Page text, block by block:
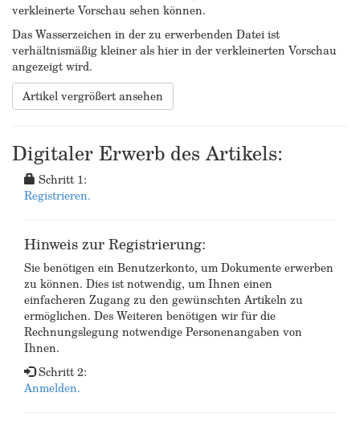
verkleinerte Vorschau sehen können.
Das Wasserzeichen in der zu erwerbenden Datei ist
verhältnismäßig kleiner als hier in der verkleinerten Vorschau
angezeigt wird.
Artikel vergrößert ansehen
Digitaler Erwerb des Artikels:
Schritt 1:
Registrieren.
Hinweis zur Registrierung:
Sie benötigen ein Benutzerkonto, um Dokumente erwerben
zu können. Dies ist notwendig, um Ihnen einen
einfacheren Zugang zu den gewünschten Artikeln zu
ermöglichen. Des Weiteren benötigen wir für die
Rechnungslegung notwendige Personenangaben von
Ihnen.
Schritt 2:
Anmelden.